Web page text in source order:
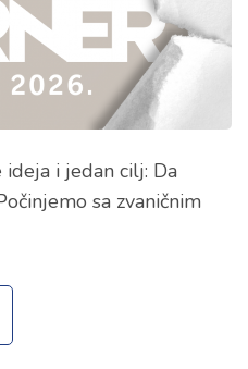
i jedan cilj: Da
sa zvaničnim